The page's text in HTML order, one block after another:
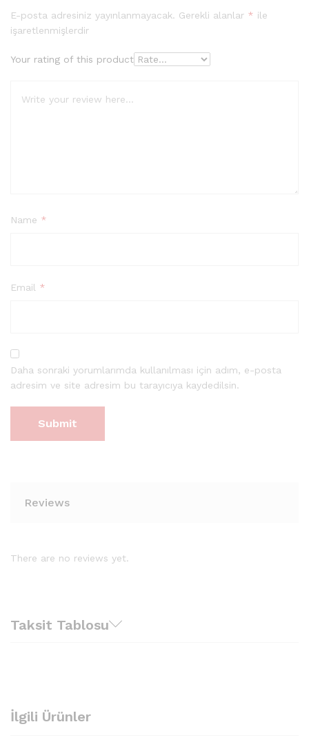
E-posta adresiniz yayınlanmayacak. Gerekli alanlar * ile
işaretlenmişlerdir
Your rating of this product
Name *
Email *
Daha sonraki yorumlarımda kullanılması için adım, e-posta
adresim ve site adresim bu tarayıcıya kaydedilsin.
Reviews
There are no reviews yet.
Taksit Tablosu
İlgili Ürünler